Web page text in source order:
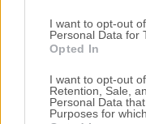
I want to opt-out
Personal Data for
Opted In
I want to opt-out
Retention, Sale,
Personal Data
Purposes for
Τιμές πώλησης/
τοπική αγορά
Τα πάντα για